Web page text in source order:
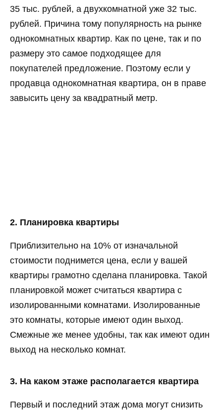
35 тыс. рублей, а двухкомнатной уже 32 тыс.
рублей. Причина тому популярность на рынке
однокомнатных квартир. Как по цене, так и по
размеру это самое подходящее для
покупателей предложение. Поэтому если у
продавца однокомнатная квартира, он в праве
завысить цену за квадратный метр.
2. Планировка квартиры
Приблизительно на 10% от изначальной
стоимости поднимется цена, если у вашей
квартиры грамотно сделана планировка. Такой
планировкой может считаться квартира с
изолированными комнатами. Изолированные
это комнаты, которые имеют один выход.
Смежные же менее удобны, так как имеют один
выход на несколько комнат.
3. На каком этаже располагается квартира
Первый и последний этаж дома могут снизить